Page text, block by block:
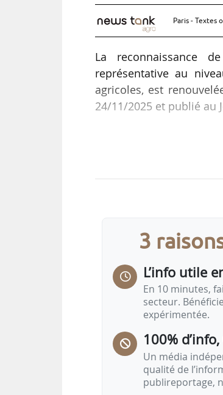
Paris - Textes
La reconnaissance
représentative au
agricoles, est
24/11/2025 et publié au
reconnues
3
L’info utile
En 10 minutes,
secteur.
expérimentée.
100%
Un média
qualité de
publireportage,